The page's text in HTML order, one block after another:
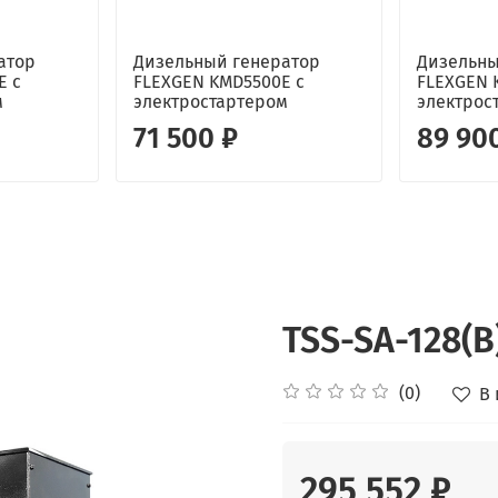
с
Дизельный генератор
FLEXGEN KMD5500E с
электростартером
71 500 ₽
FLEXGEN
89
TSS-SA-
(0) В